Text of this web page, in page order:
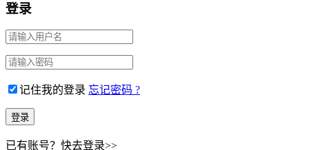
登录
记住我的登录 忘记密码 ?
已有账号？快去登录>>